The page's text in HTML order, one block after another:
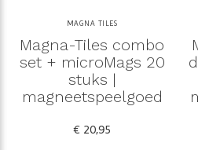
MAGNA TILES
Magna-Tiles combo
set + microMags 20
stuks |
magneetspeelgoed
€ 20,95